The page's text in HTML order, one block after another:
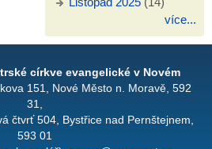
více...
církve evangelické v Novém
151, Nové Město n. Moravě, 592
31,
čtvrť 504, Bystřice nad Pernštejnem,
593 01